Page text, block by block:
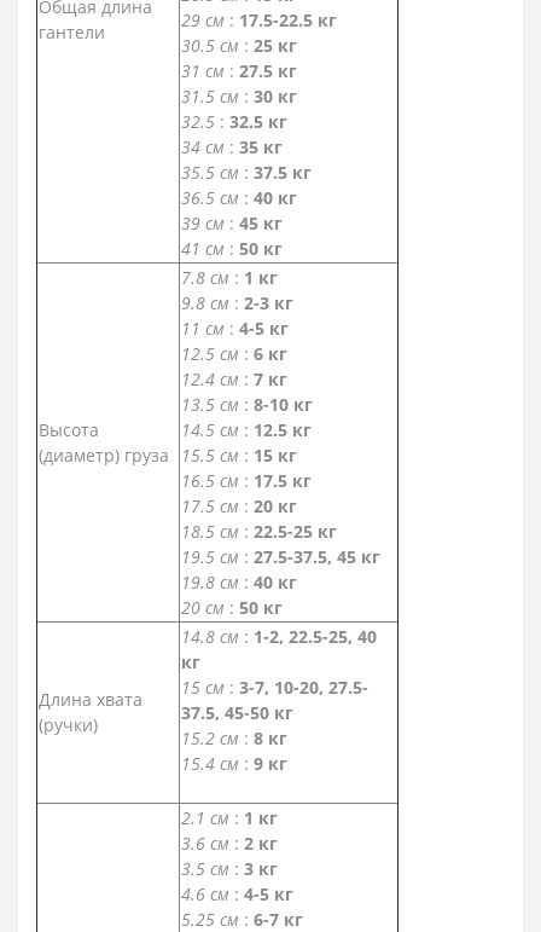
Общая длина
гантели
29 см : 17.5-22.5 кг
30.5 см : 25 кг
31 см : 27.5 кг
31.5 см : 30 кг
32.5 : 32.5 кг
34 см : 35 кг
35.5 см : 37.5 кг
36.5 см : 40 кг
39 см : 45 кг
41 см : 50 кг
Высота
(диаметр) груза
7.8 см : 1 кг
9.8 см : 2-3 кг
11 см : 4-5 кг
12.5 см : 6 кг
12.4 см : 7 кг
13.5 см : 8-10 кг
14.5 см : 12.5 кг
15.5 см : 15 кг
16.5 см : 17.5 кг
17.5 см : 20 кг
18.5 см : 22.5-25 кг
19.5 см : 27.5-37.5, 45 кг
19.8 см : 40 кг
20 см : 50 кг
Длина хвата
(ручки)
14.8 см : 1-2, 22.5-25, 40
кг
15 см : 3-7, 10-20, 27.5-
37.5, 45-50 кг
15.2 см : 8 кг
15.4 см : 9 кг
2.1 см : 1 кг
3.6 см : 2 кг
3.5 см : 3 кг
4.6 см : 4-5 кг
5.25 см : 6-7 кг